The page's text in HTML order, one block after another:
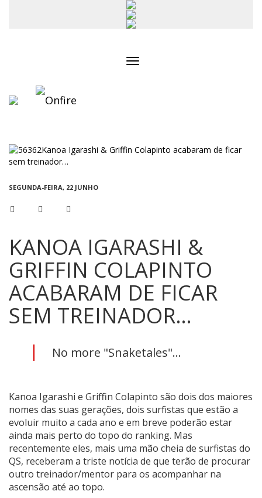
SEGUNDA-FEIRA, 22 JUNHO
KANOA IGARASHI &
GRIFFIN COLAPINTO
ACABARAM DE FICAR
SEM TREINADOR…
No more "Snaketales"...
Kanoa Igarashi e Griffin Colapinto são dois dos maiores
nomes das suas gerações, dois surfistas que estão a
evoluir muito a cada ano e em breve poderão estar
ainda mais perto do topo do ranking. Mas
recentemente eles, mais uma mão cheia de surfistas do
QS, receberam a triste notícia de que terão de procurar
outro treinador/mentor para os acompanhar na
ascensão até ao topo.